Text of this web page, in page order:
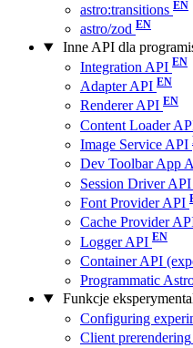
astro:transitions
astro/zod
Inne API dla
Integration API
Adapter API
Renderer API
Content Loader
Image Service API
Dev Toolbar App
Session Driver API
Font Provider API
Cache Provider
Logger API
Container API
Programmatic
Funkcje
Configuring
Client prerendering